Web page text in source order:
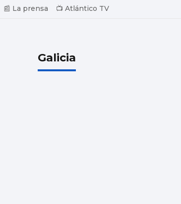
📰 La prensa 📺 Atlántico TV
Galicia